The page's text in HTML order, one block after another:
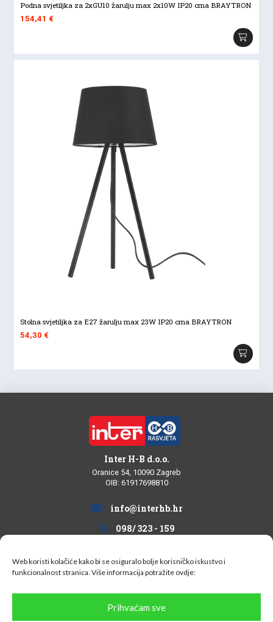
Web koristi kolačiće kako bi se osiguralo bolje korisničko iskustvo i
funkcionalnost stranica. Više informacija potražite ovdje:
Prihvaćam sve
Podna svjetiljka za 2xGU10 žarulju max 2x10W IP20 crna BRAYTRON
154,41€
Stolna svjetiljka za E27 žarulju max 23W IP20 crna BRAYTRON
54,30€
Inter H-B d.o.o.
Oranice 54, 10090 Zagreb
OIB: 61917698810
info@interhb.hr
098/ 323 - 159